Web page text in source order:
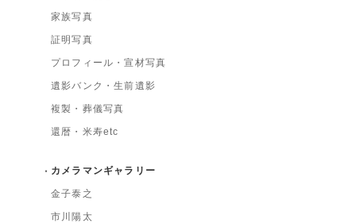
家族写真
証明写真
プロフィール・宣材写真
遺影バンク・生前遺影
複製・葬儀写真
還暦・米寿etc
カメラマンギャラリー
金子泰之
市川陽太